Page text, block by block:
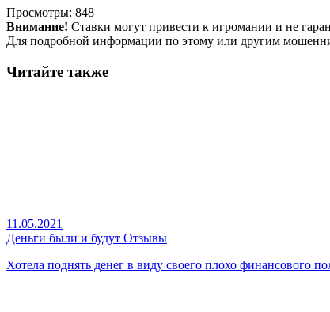
Просмотры: 848
Внимание! Ставки могут привести к игромании и не
Для подробной информации по этому или другим
Читайте также
11.05.2021
Деньги были и будут Отзывы
Хотела поднять денег в виду своего плохо финансового